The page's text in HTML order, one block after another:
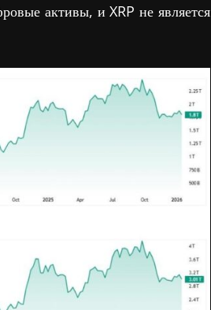
активы, и XRP не является